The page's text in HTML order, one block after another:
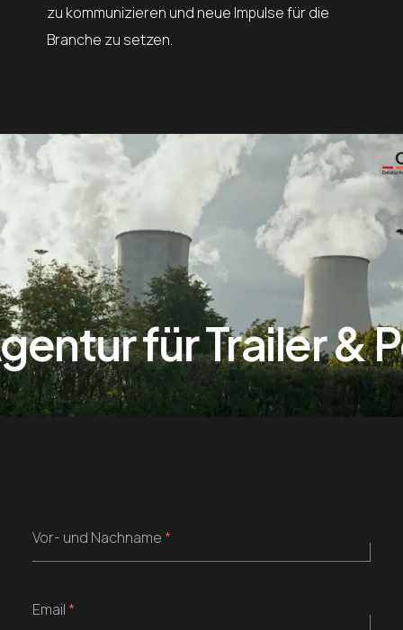
zu kommunizieren und neue Impulse für die
Branche zu setzen.
für Trailer &
Vor- und Nachname *
Email *